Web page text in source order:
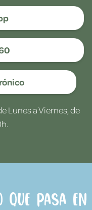
Lunes a Viernes, de
que pasa en